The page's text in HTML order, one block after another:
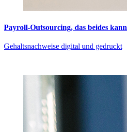
Payroll-Outsourcing, das beides kann
Gehaltsnachweise digital und gedruckt